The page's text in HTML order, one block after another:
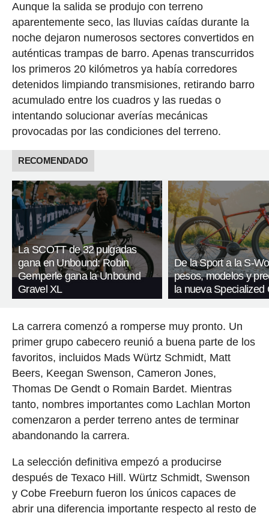
Aunque la salida se produjo con terreno
aparentemente seco, las lluvias caídas durante la
noche dejaron numerosos sectores convertidos en
auténticas trampas de barro. Apenas transcurridos
los primeros 20 kilómetros ya había corredores
detenidos limpiando transmisiones, retirando barro
acumulado entre los cuadros y las ruedas o
intentando solucionar averías mecánicas
provocadas por las condiciones del terreno.
RECOMENDADO
La SCOTT de 32 pulgadas
gana en Unbound: Robin
Gemperle gana la Unbound
Gravel XL
De la Sport a la S-
pesos, modelos y
la nueva Specialized
La carrera comenzó a romperse muy pronto. Un
primer grupo cabecero reunió a buena parte de los
favoritos, incluidos Mads Würtz Schmidt, Matt
Beers, Keegan Swenson, Cameron Jones,
Thomas De Gendt o Romain Bardet. Mientras
tanto, nombres importantes como Lachlan Morton
comenzaron a perder terreno antes de terminar
abandonando la carrera.
La selección definitiva empezó a producirse
después de Texaco Hill. Würtz Schmidt, Swenson
y Cobe Freeburn fueron los únicos capaces de
abrir una diferencia importante respecto al resto de